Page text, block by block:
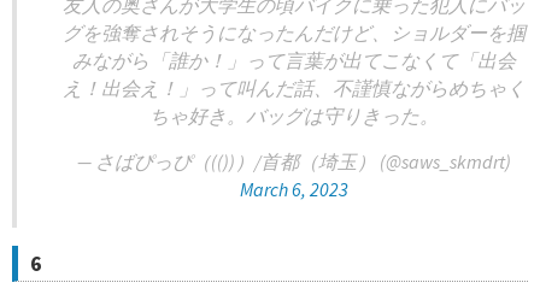
友人の奥さんが大学生の頃バイクに乗った犯人にバッ
グを強奪されそうになったんだけど、ショルダーを掴
みながら「誰か！」って言葉が出てこなくて「出会
え！出会え！」って叫んだ話、不謹慎ながらめちゃく
ちゃ好き。バッグは守りきった。
— さばぴっぴ（(())）/首都（埼玉） (@saws_skmdrt)
March 6, 2023
6